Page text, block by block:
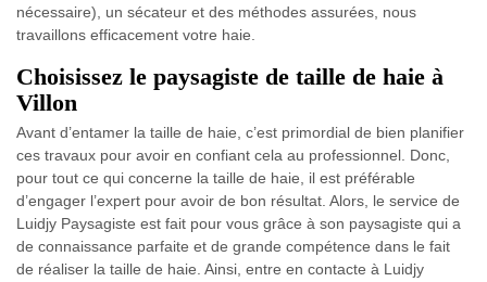
nécessaire), un sécateur et des méthodes assurées, nous
travaillons efficacement votre haie.
Choisissez le paysagiste de taille de haie à
Villon
Avant d’entamer la taille de haie, c’est primordial de bien planifier
ces travaux pour avoir en confiant cela au professionnel. Donc,
pour tout ce qui concerne la taille de haie, il est préférable
d’engager l’expert pour avoir de bon résultat. Alors, le service de
Luidjy Paysagiste est fait pour vous grâce à son paysagiste qui a
de connaissance parfaite et de grande compétence dans le fait
de réaliser la taille de haie. Ainsi, entre en contacte à Luidjy